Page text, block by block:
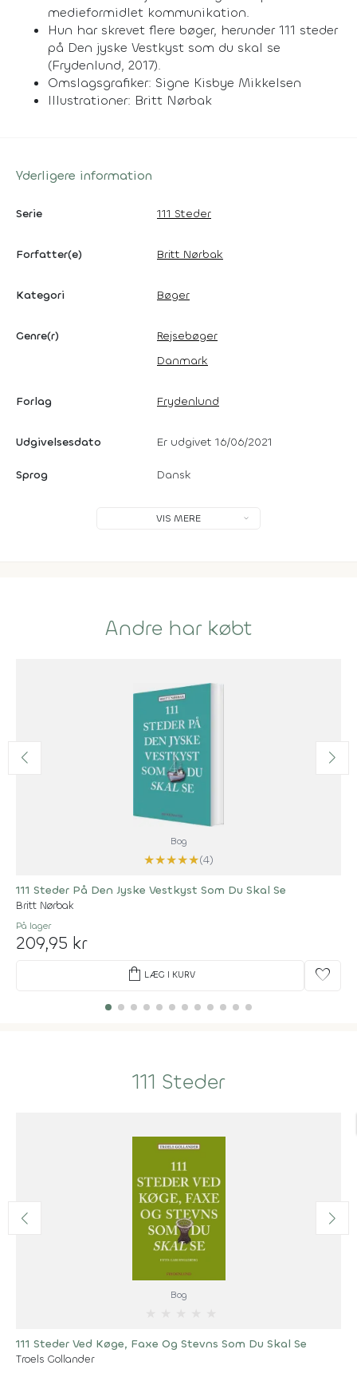
medieformidlet kommunikation.
Hun har skrevet flere bøger, herunder 111 steder
på Den jyske Vestkyst som du skal se
(Frydenlund, 2017).
Omslagsgrafiker: Signe Kisbye Mikkelsen
Illustrationer: Britt Nørbak
Yderligere information
Serie 111 Steder
Forfatter(e) Britt Nørbak
Kategori Bøger
Genre(r)
Rejsebøger
Danmark
Forlag Frydenlund
Udgivelsesdato Er udgivet 16/06/2021
Sprog Dansk
VIS MERE
Andre har købt
Bog
★★★★★(4)
111 Steder På Den Jyske Vestkyst Som Du Skal Se
Britt Nørbak
På lager
209,95 kr
shopping_bag LÆG I KURV favorite
111 Steder
Bog
111 Steder Ved Køge, Faxe Og Stevns Som Du Skal Se
Troels Gollander